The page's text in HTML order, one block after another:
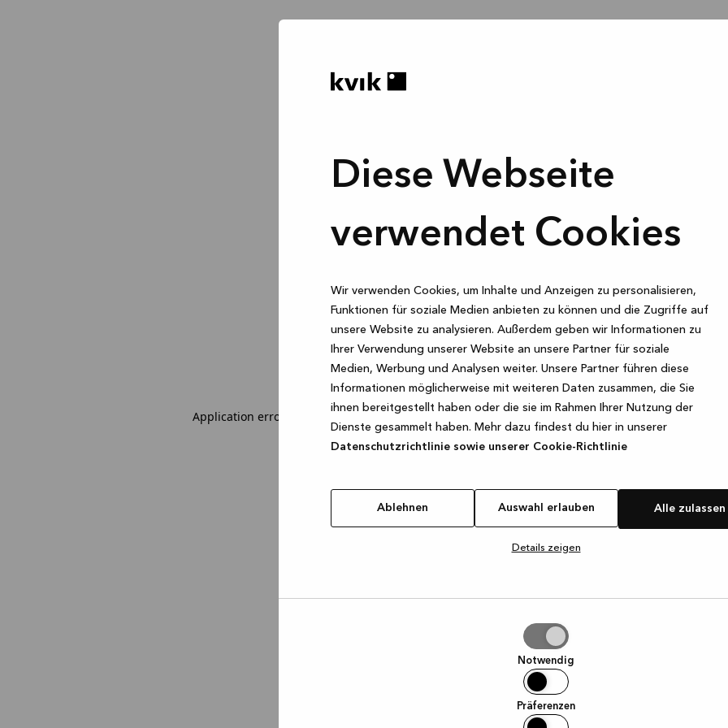
Diese Webseite
verwendet Cookies
Wir verwenden Cookies, um Inhalte und Anzeigen zu personalisieren,
Funktionen für soziale Medien anbieten zu können und die Zugriffe auf
unsere Website zu analysieren. Außerdem geben wir Informationen zu
Ihrer Verwendung unserer Website an unsere Partner für soziale
Medien, Werbung und Analysen weiter. Unsere Partner führen diese
Informationen möglicherweise mit weiteren Daten zusammen, die Sie
ihnen bereitgestellt haben oder die sie im Rahmen Ihrer Nutzung der
Dienste gesammelt haben. Mehr dazu findest du hier in unserer
Datenschutzrichtlinie sowie unserer Cookie-Richtlinie
Ablehnen Auswahl erlauben Alle zulassen
Details zeigen
Notwendig
Präferenzen
Application error: a client-side exception has occurred while loadingwww.kvik.de (see the